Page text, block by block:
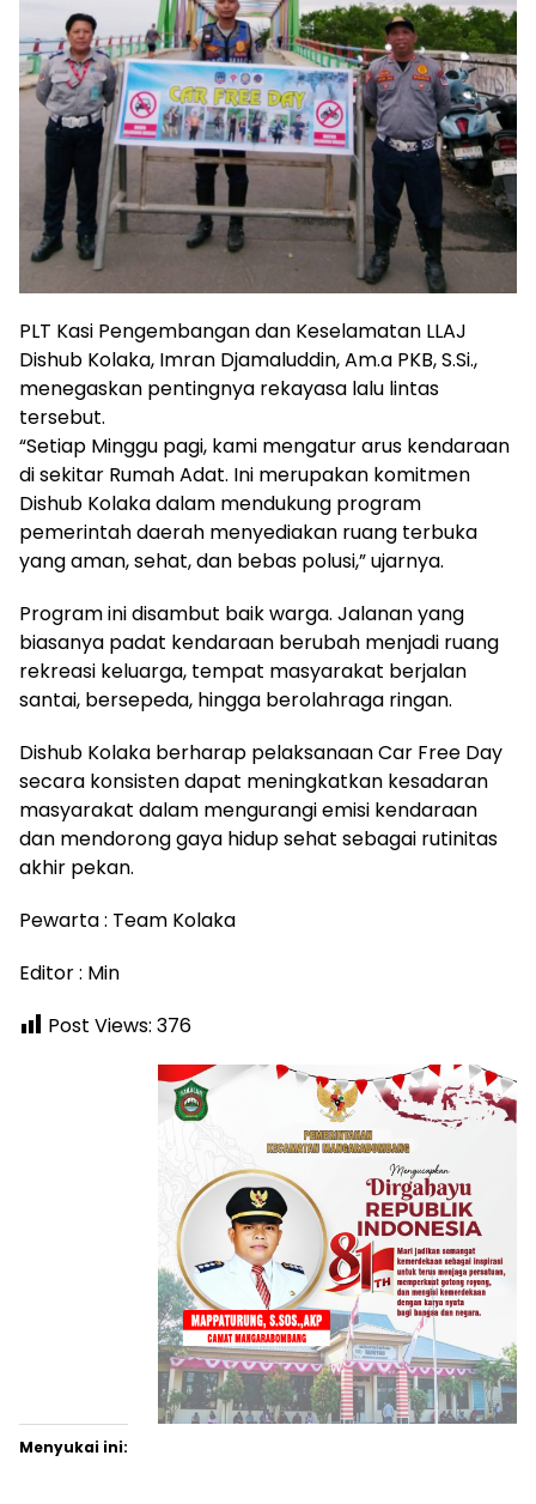
PLT Kasi Pengembangan dan Keselamatan LLAJ
Dishub Kolaka, Imran Djamaluddin, Am.a PKB, S.Si.,
menegaskan pentingnya rekayasa lalu lintas
tersebut.
“Setiap Minggu pagi, kami mengatur arus kendaraan
di sekitar Rumah Adat. Ini merupakan komitmen
Dishub Kolaka dalam mendukung program
pemerintah daerah menyediakan ruang terbuka
yang aman, sehat, dan bebas polusi,” ujarnya.
Program ini disambut baik warga. Jalanan yang
biasanya padat kendaraan berubah menjadi ruang
rekreasi keluarga, tempat masyarakat berjalan
santai, bersepeda, hingga berolahraga ringan.
Dishub Kolaka berharap pelaksanaan Car Free Day
secara konsisten dapat meningkatkan kesadaran
masyarakat dalam mengurangi emisi kendaraan
dan mendorong gaya hidup sehat sebagai rutinitas
akhir pekan.
Pewarta : Team Kolaka
Editor : Min
Post Views: 376
Menyukai ini: